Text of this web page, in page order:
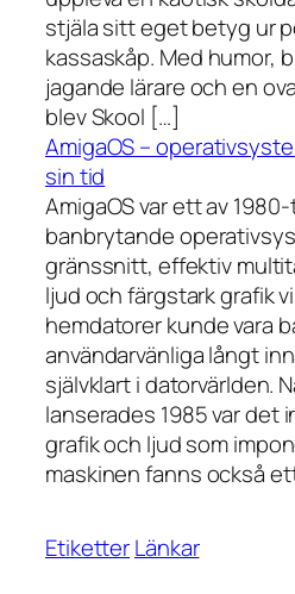
stjäla sitt eget betyg ur
kassaskåp. Med humor,
jagande lärare och en
blev Skool […]
AmigaOS –
sin tid
AmigaOS var ett av
banbrytande
gränssnitt, effektiv
ljud och färgstark grafik
hemdatorer kunde vara
användarvänliga långt
självklart i datorvärlden.
lanserades 1985 var det
grafik och ljud som
maskinen fanns också
EtiketterLänkar